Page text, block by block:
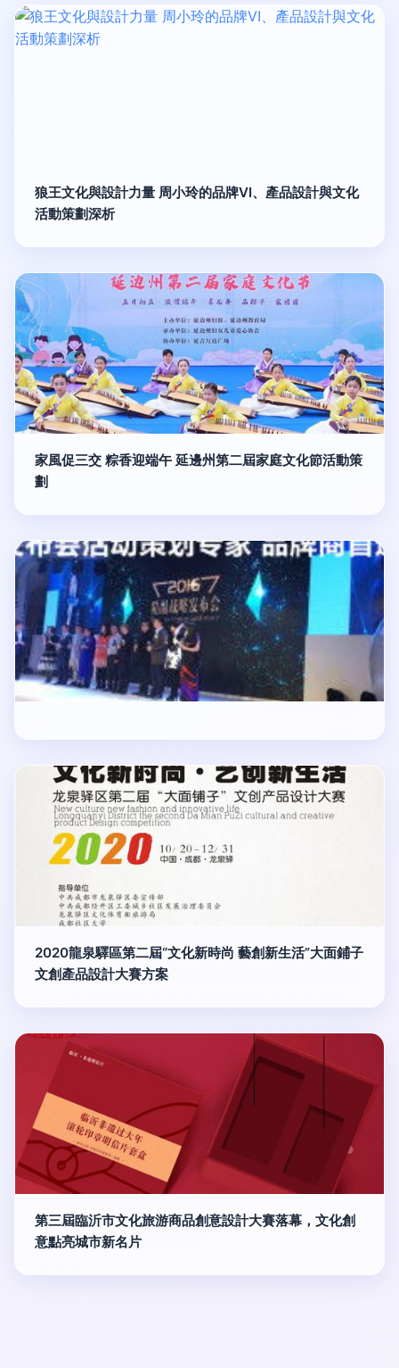
狼王文化與設計力量 周小玲的品牌VI、產品設計與文化
活動策劃深析
家風促三交 粽香迎端午 延邊州第二屆家庭文化節活動策
劃
2020龍泉驛區第二屆“文化新時尚 藝創新生活”大面鋪子
文創產品設計大賽方案
第三屆臨沂市文化旅游商品創意設計大賽落幕，文化創
意點亮城市新名片